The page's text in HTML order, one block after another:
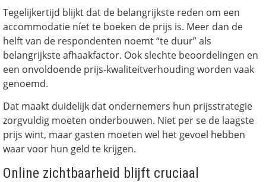
Tegelijkertijd blijkt dat de belangrijkste reden om een
accommodatie níet te boeken de prijs is. Meer dan de
helft van de respondenten noemt “te duur” als
belangrijkste afhaakfactor. Ook slechte beoordelingen en
een onvoldoende prijs-kwaliteitverhouding worden vaak
genoemd.
Dat maakt duidelijk dat ondernemers hun prijsstrategie
zorgvuldig moeten onderbouwen. Niet per se de laagste
prijs wint, maar gasten moeten wel het gevoel hebben
waar voor hun geld te krijgen.
Online zichtbaarheid blijft cruciaal